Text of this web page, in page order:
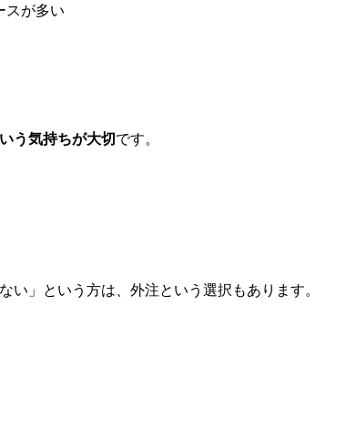
スが多い
う気持ちが大切です。
」という方は、外注という選択もあります。